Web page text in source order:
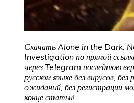
Скачать Alone in the Dark:
Investigation по прямой
через Telegram последнюю
русском языке без вирусов, без
ожиданий, без регистрации
конце статьи!